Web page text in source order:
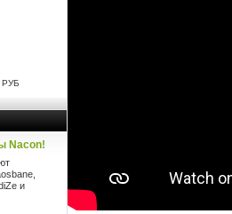
Nacon!
и